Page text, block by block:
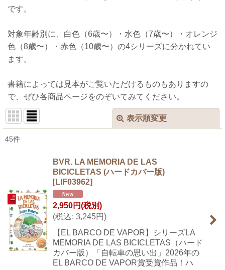
です。
対象年齢別に、白色（6歳〜）・水色（7歳〜）・オレンジ
色（8歳〜）・赤色（10歳〜）の4シリーズに分かれてい
ます。
書籍によっては見本がご覧いただけるものもありますの
で、ぜひ各商品ページをのぞいてみてください。
表示順変更
絞り込む
45件
BVR. LA MEMORIA DE LAS
BICICLETAS (ハードカバー版)
[LIF03962]
2,950円(税別)
(税込: 3,245円)
【EL BARCO DE VAPOR】シリーズLA
MEMORIA DE LAS BICICLETAS（ハード
カバー版）「自転車の思い出」2026年の
EL BARCO DE VAPOR賞受賞作品！ハ